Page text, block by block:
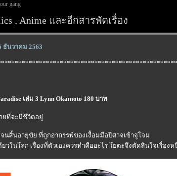
gang
, Anime และอีกสารพัดเรื่อง
ธันวาคม 2563
เล่ม 3 Lynn Okamoto 180 บาท
ที่จะมีชีวิตอยู่
นสิ้นอายุขัย ที่ถูกอาถรรพ์ของเงื้อมมือปีศาจเข้าจู่โจม
ในโลก เรื่องที่ตัวเองควรทำคืออะไร โยตะจึงตัดสินใจเรื่องห